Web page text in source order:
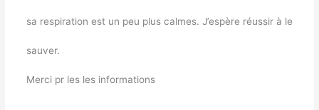
sa respiration est un peu plus calmes. J’espère réussir à le
sauver.
Merci pr les les informations